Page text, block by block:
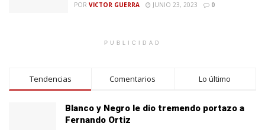
POR VICTOR GUERRA JUNIO 23, 2023 0
PUBLICIDAD
Tendencias Comentarios Lo último
Blanco y Negro le dio tremendo portazo a
Fernando Ortiz